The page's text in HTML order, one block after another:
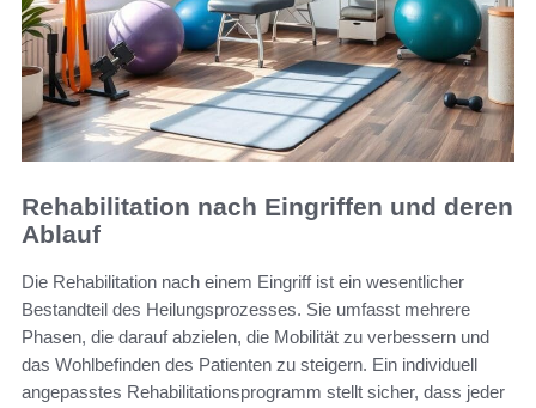
Rehabilitation nach Eingriffen und deren
Ablauf
Die Rehabilitation nach einem Eingriff ist ein wesentlicher
Bestandteil des Heilungsprozesses. Sie umfasst mehrere
Phasen, die darauf abzielen, die Mobilität zu verbessern und
das Wohlbefinden des Patienten zu steigern. Ein individuell
angepasstes Rehabilitationsprogramm stellt sicher, dass jeder